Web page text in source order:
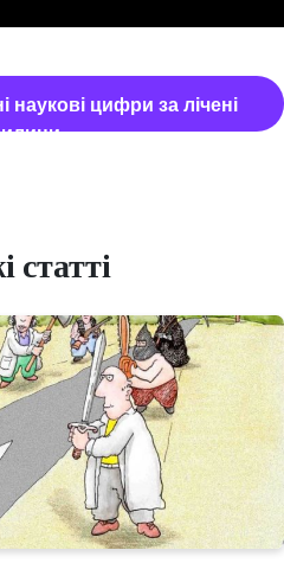
цифри за лічені
статті